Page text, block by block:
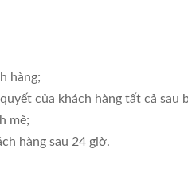
hàng;
của khách hàng tất cả sau
mẽ;
hàng sau 24 giờ.